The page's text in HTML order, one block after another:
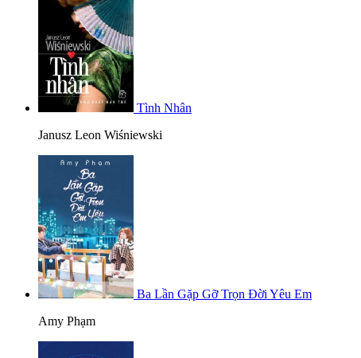
Tình Nhân
Janusz Leon Wiśniewski
Ba Lần Gặp Gỡ Trọn Đời Yêu Em
Amy Phạm